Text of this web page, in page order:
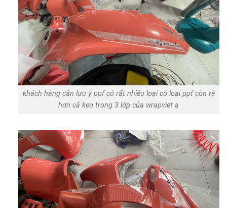
khách hàng cần lưu ý ppf có rất nhiều loại có loại ppf còn rẻ
hơn cả keo trong 3 lớp của wrapviet ạ